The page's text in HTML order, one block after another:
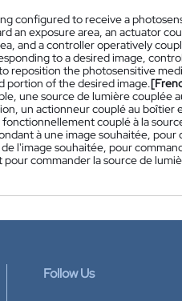
configured to receive a
an exposure area, an actuator
and a controller operatively
to a desired image,
reposition the photosensitive
portion of the desired image.
une source de lumière couplée
un actionneur couplé au
couplé à la
à une image souhaitée,
l'image souhaitée, pour
commander la source de
Follow Us